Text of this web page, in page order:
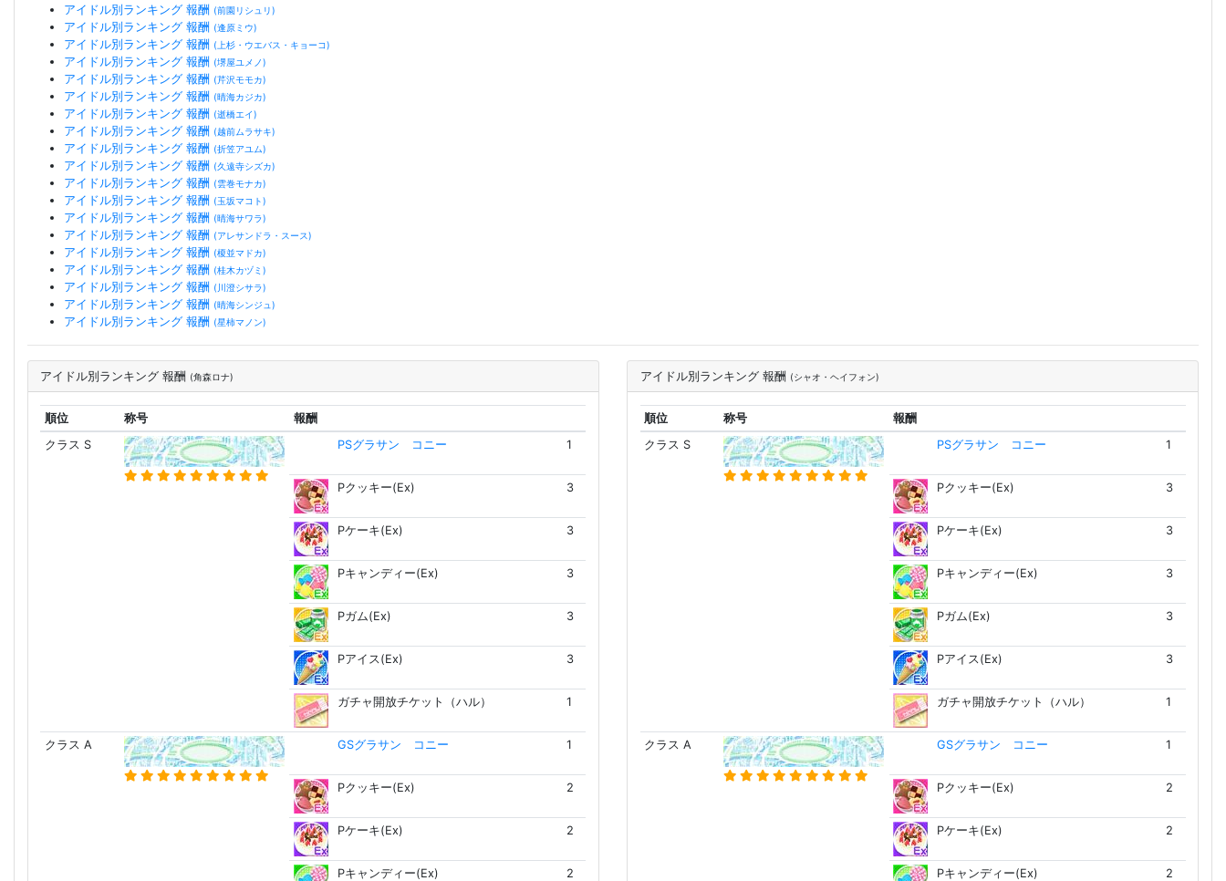
アイドル別ランキング 報酬 (前園リシュリ)
アイドル別ランキング 報酬 (逢原ミウ)
アイドル別ランキング 報酬 (上杉・ウエバス・キョーコ)
アイドル別ランキング 報酬 (堺屋ユメノ)
アイドル別ランキング 報酬 (芹沢モモカ)
アイドル別ランキング 報酬 (晴海カジカ)
アイドル別ランキング 報酬 (逝橋エイ)
アイドル別ランキング 報酬 (越前ムラサキ)
アイドル別ランキング 報酬 (折笠アユム)
アイドル別ランキング 報酬 (久遠寺シズカ)
アイドル別ランキング 報酬 (雲巻モナカ)
アイドル別ランキング 報酬 (玉坂マコト)
アイドル別ランキング 報酬 (晴海サワラ)
アイドル別ランキング 報酬 (アレサンドラ・スース)
アイドル別ランキング 報酬 (榎並マドカ)
アイドル別ランキング 報酬 (桂木カヅミ)
アイドル別ランキング 報酬 (川澄シサラ)
アイドル別ランキング 報酬 (晴海シンジュ)
アイドル別ランキング 報酬 (星柿マノン)
アイドル別ランキング 報酬 (角森ロナ)
順位 称号
報酬
クラス S
PSグラサン コニー 1
Pクッキー(Ex) 3
Pケーキ(Ex) 3
Pキャンディー(Ex) 3
Pガム(Ex) 3
Pアイス(Ex) 3
ガチャ開放チケット（ハル） 1
クラス A GSグラサン コニー 1
Pクッキー(Ex) 2
Pケーキ(Ex) 2
Pキャンディー(Ex) 2
アイドル別ランキング 報酬 (シャオ・ヘイフォン)
順位 称号
報酬
クラス S
PSグラサン コニー 1
Pクッキー(Ex) 3
Pケーキ(Ex) 3
Pキャンディー(Ex) 3
Pガム(Ex) 3
Pアイス(Ex) 3
ガチャ開放チケット（ハル） 1
クラス A GSグラサン コニー 1
Pクッキー(Ex) 2
Pケーキ(Ex) 2
Pキャンディー(Ex) 2